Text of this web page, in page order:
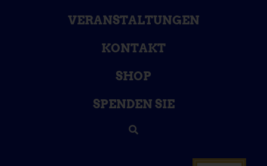
VERANSTALTUNGEN
KONTAKT
SHOP
SPENDEN SIE